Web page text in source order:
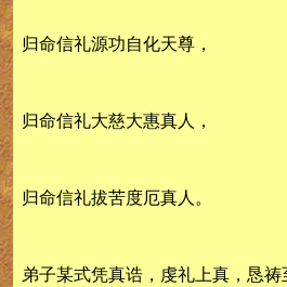
归命信礼源功自化天尊，
归命信礼大慈大惠真人，
归命信礼拔苦度厄真人。
弟子某式凭真诰，虔礼上真，恳